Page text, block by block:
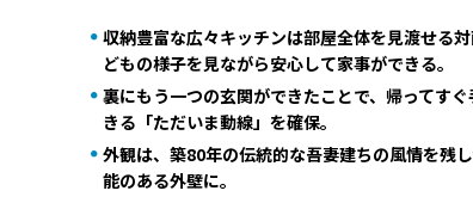
収納豊富な広々キッチンは部屋全体を見渡せる
どもの様子を見ながら安心して家事ができる。
裏にもう一つの玄関ができたことで、帰ってす
きる「ただいま動線」を確保。
外観は、築80年の伝統的な吾妻建ちの風情を残
能のある外壁に。